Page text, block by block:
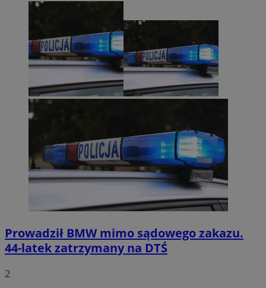
Prowadził BMW mimo sądowego zakazu.
44-latek zatrzymany na DTŚ
2